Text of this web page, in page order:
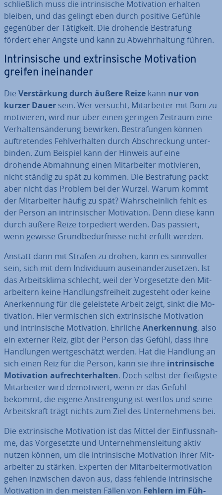
schließ­lich muss die in­trin­si­sche Mo­ti­va­ti­on erhalten
bleiben, und das gelingt eben durch positive Gefühle
gegenüber der Tätigkeit. Die drohende Be­stra­fung
fördert eher Ängste und kann zu Ab­wehr­hal­tung führen.
In­trin­si­sche und ex­trin­si­sche Mo­ti­va­ti­on
greifen in­ein­an­der
Die Ver­stär­kung durch äußere Reize kann nur von
kurzer Dauer sein. Wer versucht, Mit­ar­bei­ter mit Boni zu
mo­ti­vie­ren, wird nur über einen geringen Zeitraum eine
Ver­hal­tens­än­de­rung bewirken. Be­stra­fun­gen können
auf­tre­ten­des Fehl­ver­hal­ten durch Ab­schre­ckung un­ter­
bin­den. Zum Beispiel kann der Hinweis auf eine
drohende Abmahnung einen Mit­ar­bei­ter mo­ti­vie­ren,
nicht ständig zu spät zu kommen. Die Be­stra­fung packt
aber nicht das Problem bei der Wurzel. Warum kommt
der Mit­ar­bei­ter häufig zu spät? Wahr­schein­lich fehlt es
der Person an in­trin­si­scher Mo­ti­va­ti­on. Denn diese kann
durch äußere Reize tor­pe­diert werden. Das passiert,
wenn gewisse Grund­be­dürf­nis­se nicht erfüllt werden.
Anstatt dann mit Strafen zu drohen, kann es sinn­vol­ler
sein, sich mit dem In­di­vi­du­um aus­ein­an­der­zu­set­zen. Ist
das Ar­beits­kli­ma schlecht, weil der Vor­ge­setz­te den Mit­
ar­bei­tern keine Hand­lungs­frei­heit zugesteht oder keine
An­er­ken­nung für die ge­leis­te­te Arbeit zeigt, sinkt die Mo­
ti­va­ti­on. Hier ver­mi­schen sich ex­trin­si­sche Mo­ti­va­ti­on
und in­trin­si­sche Mo­ti­va­ti­on. Ehrliche An­er­ken­nung, also
ein externer Reiz, gibt der Person das Gefühl, dass ihre
Hand­lun­gen wert­ge­schätzt werden. Hat die Handlung an
sich einen Reiz für die Person, kann sie ihre in­trin­si­sche
Mo­ti­va­ti­on auf­recht­erhal­ten. Doch selbst der flei­ßigs­te
Mit­ar­bei­ter wird de­mo­ti­viert, wenn er das Gefühl
bekommt, die eigene An­stren­gung ist wertlos und seine
Ar­beits­kraft trägt nichts zum Ziel des Un­ter­neh­mens bei.
Die ex­trin­si­sche Mo­ti­va­ti­on ist das Mittel der Ein­fluss­nah­
me, das Vor­ge­setz­te und Un­ter­neh­mens­lei­tung aktiv
nutzen können, um die in­trin­si­sche Mo­ti­va­ti­on ihrer Mit­
ar­bei­ter zu stärken. Experten der Mit­ar­bei­ter­mo­ti­va­ti­on
gehen in­zwi­schen davon aus, dass fehlende in­trin­si­sche
Mo­ti­va­ti­on in den meisten Fällen von Fehlern im Füh­